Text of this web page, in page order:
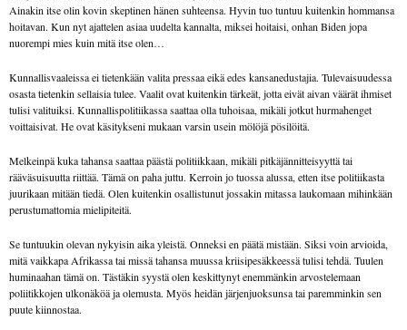
Ainakin itse olin kovin skeptinen hänen suhteensa. Hyvin tuo tuntuu kuitenkin hommansa
hoitavan. Kun nyt ajattelen asiaa uudelta kannalta, miksei hoitaisi, onhan Biden jopa
nuorempi mies kuin mitä itse olen…
Kunnallisvaaleissa ei tietenkään valita pressaa eikä edes kansanedustajia. Tulevaisuudessa
osasta tietenkin sellaisia tulee. Vaalit ovat kuitenkin tärkeät, jotta eivät aivan väärät ihmiset
tulisi valituiksi. Kunnallispolitiikassa saattaa olla tuhoisaa, mikäli jotkut hurmahenget
voittaisivat. He ovat käsitykseni mukaan varsin usein mölöjä pösilöitä.
Melkeinpä kuka tahansa saattaa päästä politiikkaan, mikäli pitkäjännitteisyyttä tai
rääväsuisuutta riittää. Tämä on paha juttu. Kerroin jo tuossa alussa, etten itse politiikasta
juurikaan mitään tiedä. Olen kuitenkin osallistunut jossakin mitassa laukomaan mihinkään
perustumattomia mielipiteitä.
Se tuntuukin olevan nykyisin aika yleistä. Onneksi en päätä mistään. Siksi voin arvioida,
mitä vaikkapa Afrikassa tai missä tahansa muussa kriisipesäkkeessä tulisi tehdä. Tuulen
huminaahan tämä on. Tästäkin syystä olen keskittynyt enemmänkin arvostelemaan
poliitikkojen ulkonäköä ja olemusta. Myös heidän järjenjuoksunsa tai paremminkin sen
puute kiinnostaa.